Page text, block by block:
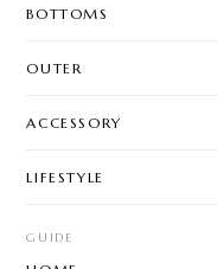
BOTTOMS
OUTER
ACCESSORY
LIFESTYLE
GUIDE